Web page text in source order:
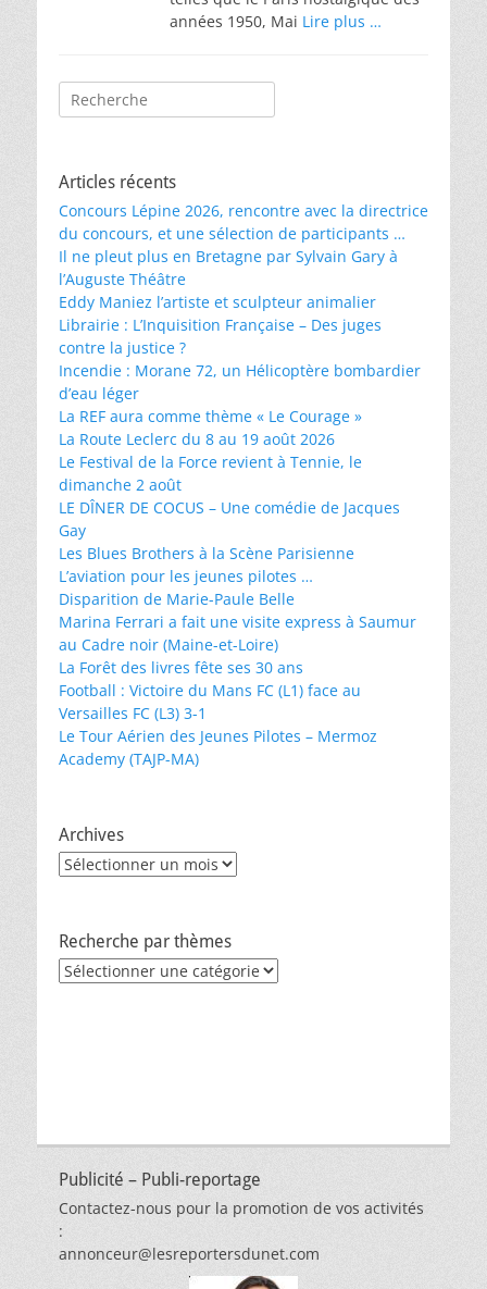
années 1950, Mai Lire plus …
Rechercher :
Articles récents
Concours Lépine 2026, rencontre avec la directrice
du concours, et une sélection de participants …
Il ne pleut plus en Bretagne par Sylvain Gary à
l’Auguste Théâtre
Eddy Maniez l’artiste et sculpteur animalier
Librairie : L’Inquisition Française – Des juges
contre la justice ?
Incendie : Morane 72, un Hélicoptère bombardier
d’eau léger
La REF aura comme thème « Le Courage »
La Route Leclerc du 8 au 19 août 2026
Le Festival de la Force revient à Tennie, le
dimanche 2 août
LE DÎNER DE COCUS – Une comédie de Jacques
Gay
Les Blues Brothers à la Scène Parisienne
L’aviation pour les jeunes pilotes …
Disparition de Marie-Paule Belle
Marina Ferrari a fait une visite express à Saumur
au Cadre noir (Maine-et-Loire)
La Forêt des livres fête ses 30 ans
Football : Victoire du Mans FC (L1) face au
Versailles FC (L3) 3-1
Le Tour Aérien des Jeunes Pilotes – Mermoz
Academy (TAJP-MA)
Archives
Archives
Recherche par thèmes
Recherche
Publicité – Publi-reportage
Contactez-nous pour la promotion de vos activités
:
annonceur@lesreportersdunet.com